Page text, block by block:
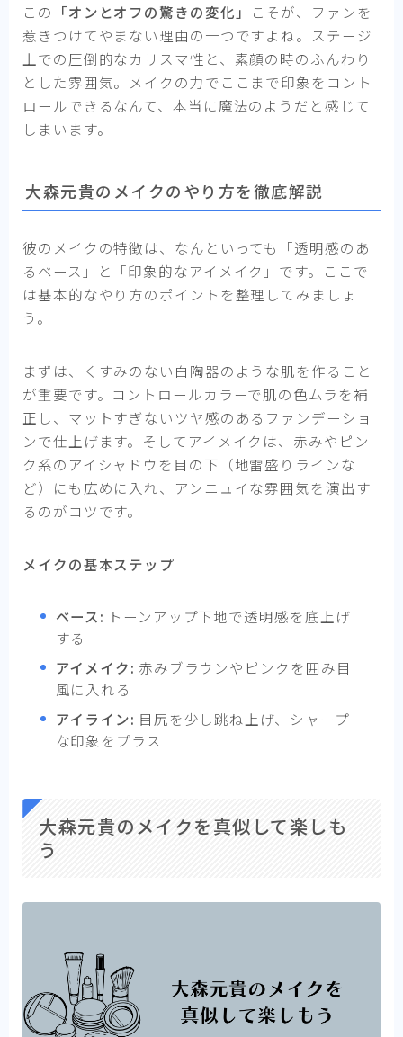
この 「オンとオフの驚きの変化」
こそが、ファンを
惹きつけてやまない理由の一つですよね。ステージ
上での圧倒的なカリスマ性と、素顔の時のふんわり
とした雰囲気。メイクの力でここまで印象をコント
ロールできるなんて、本当に魔法のようだと感じて
しまいます。
大森元貴のメイクのやり方を徹底解説
彼のメイクの特徴は、なんといっても「透明感のあ
るベース」と「印象的なアイメイク」です。ここで
は基本的なやり方のポイントを整理してみましょ
う。
まずは、くすみのない白陶器のような肌を作ること
が重要です。コントロールカラーで肌の色ムラを補
正し、マットすぎないツヤ感のあるファンデーショ
ンで仕上げます。そしてアイメイクは、赤みやピン
ク系のアイシャドウを目の下（地雷盛りラインな
ど）にも広めに入れ、アンニュイな雰囲気を演出す
るのがコツです。
メイクの基本ステップ
ベース: トーンアップ下地で透明感を底上げ
する
アイメイク: 赤みブラウンやピンクを囲み目
風に入れる
アイライン: 目尻を少し跳ね上げ、シャープ
な印象をプラス
大森元貴のメイクを真似して楽しも
う